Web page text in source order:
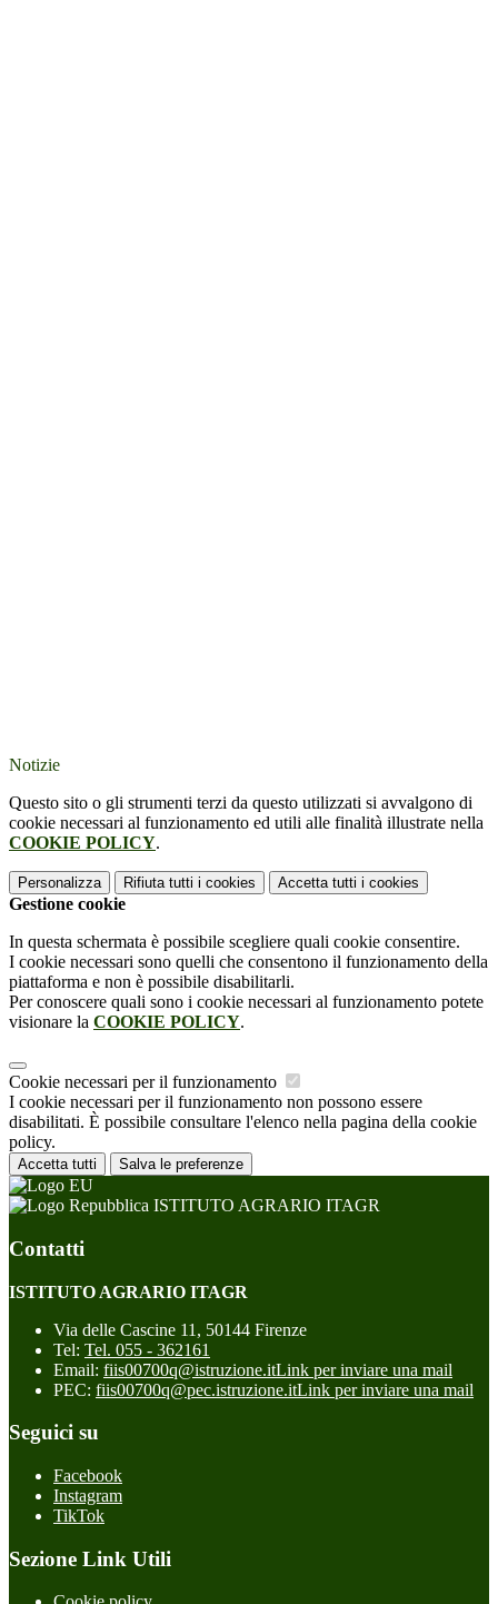
Notizie
Questo sito o gli strumenti terzi da questo utilizzati si avvalgono di
cookie necessari al funzionamento ed utili alle finalità illustrate nella
COOKIE POLICY.
Personalizza Rifiuta tutti i cookies Accetta tutti i cookies
Gestione cookie
In questa schermata è possibile scegliere quali cookie consentire.
I cookie necessari sono quelli che consentono il funzionamento della
piattaforma e non è possibile disabilitarli.
Per conoscere quali sono i cookie necessari al funzionamento potete
visionare la COOKIE POLICY.
Cookie necessari per il funzionamento
I cookie necessari per il funzionamento non possono essere
disabilitati. È possibile consultare l'elenco nella pagina della cookie
policy.
Accetta tutti Salva le preferenze
ISTITUTO AGRARIO ITAGR
Contatti
ISTITUTO AGRARIO ITAGR
Via delle Cascine 11, 50144 Firenze
Tel: Tel. 055 - 362161
Email: fiis00700q@istruzione.itLink per inviare una mail
PEC: fiis00700q@pec.istruzione.itLink per inviare una mail
Seguici su
Facebook
Instagram
TikTok
Sezione Link Utili